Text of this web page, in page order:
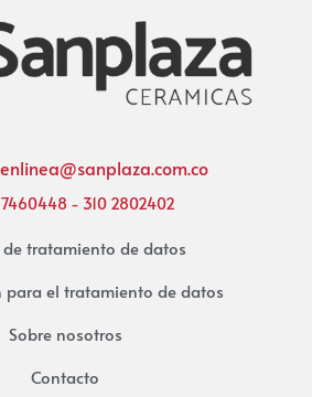
7460448 - 310 2802402
de tratamiento de datos
para el tratamiento de datos
Sobre nosotros
Contacto